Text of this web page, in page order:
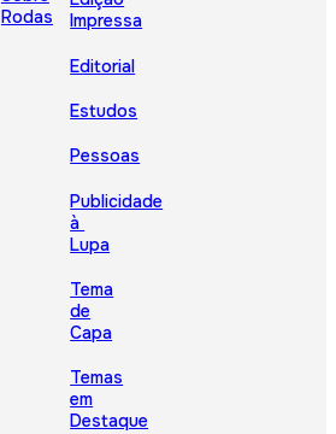
Rodas
Impressa
Editorial
Estudos
Pessoas
Publicidade
à
Lupa
Tema
de
Capa
Temas
em
Destaque